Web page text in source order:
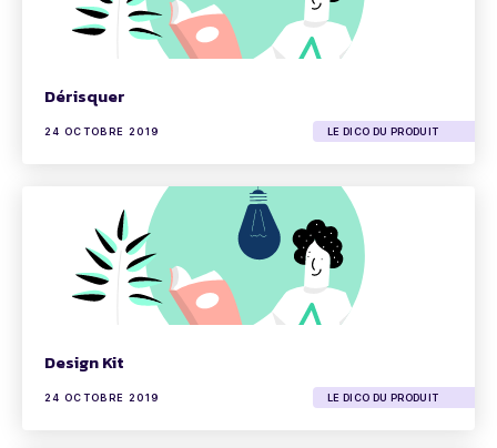
Dérisquer
24 OCTOBRE 2019 LE DICO DU PRODUIT
Design Kit
24 OCTOBRE 2019 LE DICO DU PRODUIT